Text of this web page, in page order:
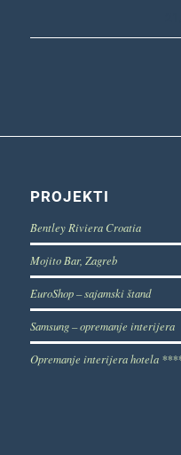
PROJEKTI
Bentley Riviera Croatia
Mojito Bar, Zagreb
EuroShop – sajamski štand
Samsung – opremanje interijera
Opremanje interijera hotela